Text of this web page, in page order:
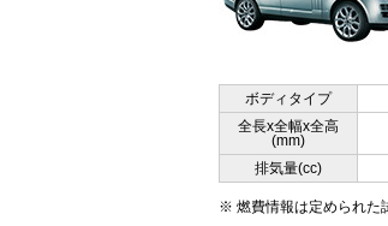
ボディタイプ
全長x全幅x全高
(mm)
排気量(cc)
※ 燃費情報は定められた